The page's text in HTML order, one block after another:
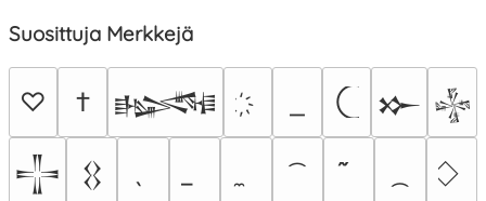
Suosittuja Merkkejä
♡ † 𒈙 𒁍 𒈔
𒋲 𒌐